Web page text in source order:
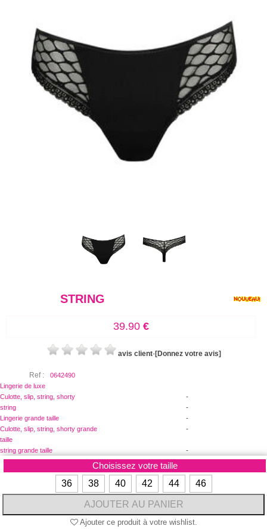
STRING
39.90€
avis client-[Donnez votre avis]
Ref :
0642490
Lingerie de luxe
-
Culotte, slip, string, shorty
-
string
-
Lingerie grande taille
-
Culotte, slip, string, shorty grande
taille
-
string grande taille
Choisissez votre taille
36
38 40 42 44 46
Ajouter ce produit à votre wishlist.